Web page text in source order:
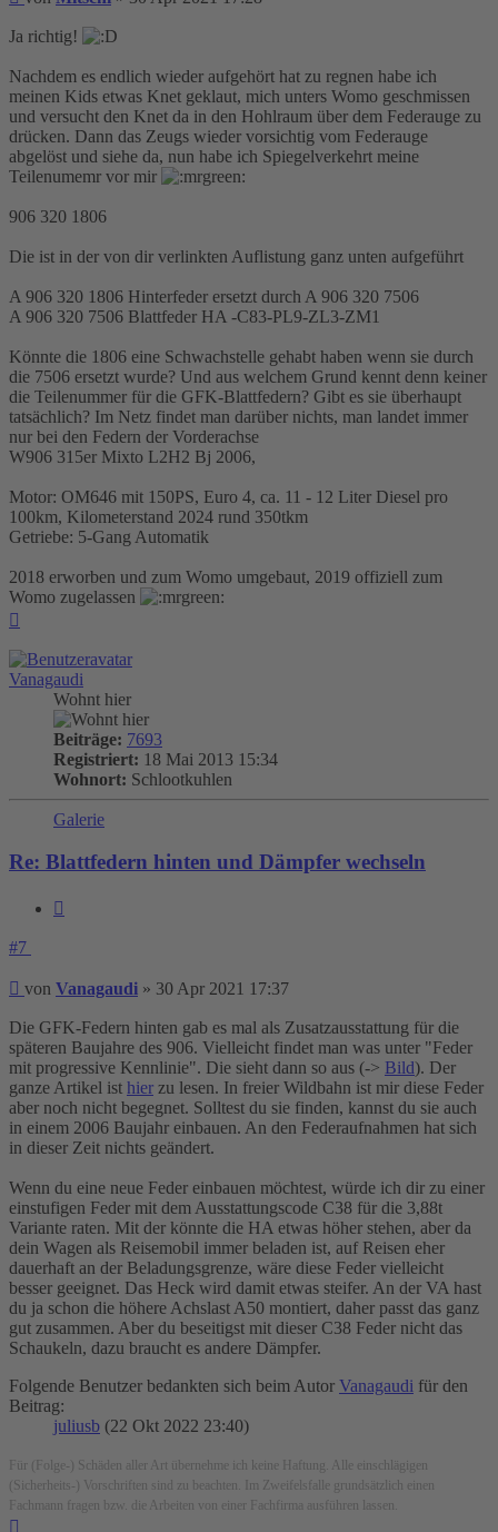
Ja richtig!
Nachdem es endlich wieder aufgehört hat zu regnen habe ich
meinen Kids etwas Knet geklaut, mich unters Womo geschmissen
und versucht den Knet da in den Hohlraum über dem Federauge zu
drücken. Dann das Zeugs wieder vorsichtig vom Federauge
abgelöst und siehe da, nun habe ich Spiegelverkehrt meine
Teilenumemr vor mir
906 320 1806
Die ist in der von dir verlinkten Auflistung ganz unten aufgeführt
A 906 320 1806 Hinterfeder ersetzt durch A 906 320 7506
A 906 320 7506 Blattfeder HA -C83-PL9-ZL3-ZM1
Könnte die 1806 eine Schwachstelle gehabt haben wenn sie durch
die 7506 ersetzt wurde? Und aus welchem Grund kennt denn keiner
die Teilenummer für die GFK-Blattfedern? Gibt es sie überhaupt
tatsächlich? Im Netz findet man darüber nichts, man landet immer
nur bei den Federn der Vorderachse
W906 315er Mixto L2H2 Bj 2006,
Motor: OM646 mit 150PS, Euro 4, ca. 11 - 12 Liter Diesel pro
100km, Kilometerstand 2024 rund 350tkm
Getriebe: 5-Gang Automatik
2018 erworben und zum Womo umgebaut, 2019 offiziell zum
Womo zugelassen
Vanagaudi
Wohnt hier
Beiträge: 7693
Registriert: 18 Mai 2013 15:34
Wohnort: Schlootkuhlen
Galerie
Re: Blattfedern hinten und Dämpfer wechseln
#7
Beitrag
von Vanagaudi » 30 Apr 2021 17:37
Die GFK-Federn hinten gab es mal als Zusatzausstattung für die
späteren Baujahre des 906. Vielleicht findet man was unter "Feder
mit progressive Kennlinie". Die sieht dann so aus (-> Bild). Der
ganze Artikel ist hier zu lesen. In freier Wildbahn ist mir diese Feder
aber noch nicht begegnet. Solltest du sie finden, kannst du sie auch
in einem 2006 Baujahr einbauen. An den Federaufnahmen hat sich
in dieser Zeit nichts geändert.
Wenn du eine neue Feder einbauen möchtest, würde ich dir zu einer
einstufigen Feder mit dem Ausstattungscode C38 für die 3,88t
Variante raten. Mit der könnte die HA etwas höher stehen, aber da
dein Wagen als Reisemobil immer beladen ist, auf Reisen eher
dauerhaft an der Beladungsgrenze, wäre diese Feder vielleicht
besser geeignet. Das Heck wird damit etwas steifer. An der VA hast
du ja schon die höhere Achslast A50 montiert, daher passt das ganz
gut zusammen. Aber du beseitigst mit dieser C38 Feder nicht das
Schaukeln, dazu braucht es andere Dämpfer.
Folgende Benutzer bedankten sich beim Autor Vanagaudi für den
Beitrag:
juliusb (22 Okt 2022 23:40)
Für (Folge-) Schäden aller Art übernehme ich keine Haftung. Alle einschlägigen
(Sicherheits-) Vorschriften sind zu beachten. Im Zweifelsfalle grundsätzlich einen
Fachmann fragen bzw. die Arbeiten von einer Fachfirma ausführen lassen.